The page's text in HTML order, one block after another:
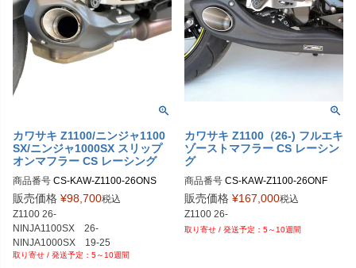
カワサキ Z1100/ニンジャ1100
SX/ニンジャ1000SX スリップ
オンマフラー CS レーシング
商品番号 CS-KAW-Z1100-26ONS
販売価格 ¥98,700税込
Z1100 26-
NINJA1100SX　26-
5～10週間
カワサキ Z1100（26-) フルエキ
ゾーストマフラー CS レーシン
グ
商品番号 CS-KAW-Z1100-26ONF
販売価格 ¥167,000税込
5～10週間